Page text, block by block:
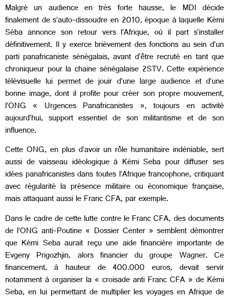
Malgré un audience en très forte hausse, le MDI décide
finalement de s’auto-dissoudre en 2010, époque à laquelle Kémi
Séba annonce son retour vers l’Afrique, où il part s’installer
définitivement. Il y exerce brièvement des fonctions au sein d’un
parti panafricaniste sénégalais, avant d’être recruté en tant que
chroniqueur pour la chaine sénégalaise 2STV. Cette expérience
télévisuelle lui permet de jouir d’une large audience et d’une
bonne image, dont il profite pour créer son propre mouvement,
l’ONG « Urgences Panafricanistes », toujours en activité
aujourd’hui, support essentiel de son militantisme et de son
influence.
Cette ONG, en plus d’avoir un rôle humanitaire indéniable, sert
aussi de vaisseau idéologique à Kémi Seba pour diffuser ses
idées panafricanistes dans toutes l’Afrique francophone, critiquant
avec régularité la présence militaire ou économique française,
mais attaquant aussi le Franc CFA, par exemple.
Dans le cadre de cette lutte contre le Franc CFA, des documents
de l’ONG anti-Poutine « Dossier Center » semblent démontrer
que Kémi Seba aurait reçu une aide financière importante de
Evgeny Prigozhjin, alors financier du groupe Wagner. Ce
financement, à hauteur de 400.000 euros, devait servir
notamment à organiser la « croisade anti Franc CFA » de Kémi
Seba, en lui permettant de multiplier les voyages en Afrique de